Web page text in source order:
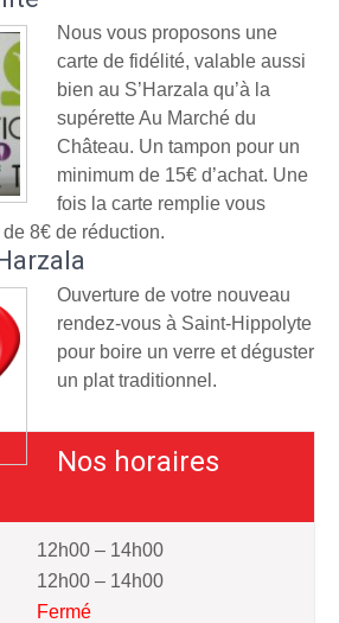
Nous vous proposons une
carte de fidélité, valable aussi
bien au S’Harzala qu’à la
supérette Au Marché du
Château. Un tampon pour un
minimum de 15€ d’achat. Une
fois la carte remplie vous
8€ de réduction.
Ouverture de votre nouveau
rendez-vous à Saint-Hippolyte
pour boire un verre et déguster
un plat traditionnel.
Nos horaires
12h00 – 14h00
12h00 – 14h00
Fermé